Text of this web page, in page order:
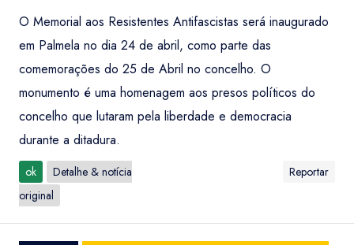
O Memorial aos Resistentes Antifascistas será inaugurado
em Palmela no dia 24 de abril, como parte das
comemorações do 25 de Abril no concelho. O
monumento é uma homenagem aos presos políticos do
concelho que lutaram pela liberdade e democracia
durante a ditadura.
ok
Detalhe & notícia
original
Reportar